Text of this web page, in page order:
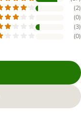
(2)
(0)
(3)
(0)